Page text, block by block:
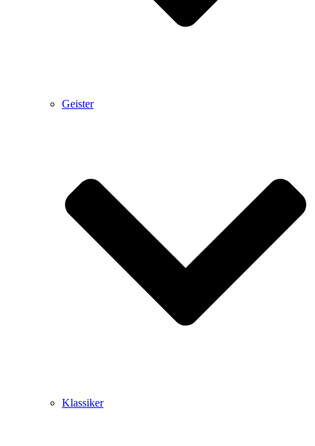
Geister
Klassiker